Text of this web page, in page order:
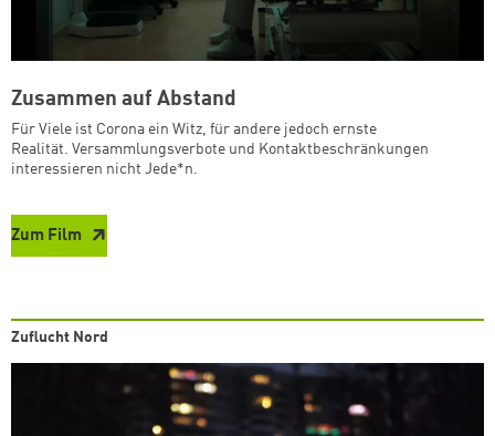
Zusammen auf Abstand
Für Viele ist Corona ein Witz, für andere jedoch ernste
Realität. Versammlungsverbote und Kontaktbeschränkungen
interessieren nicht Jede*n.
Zum Film
Zuflucht Nord